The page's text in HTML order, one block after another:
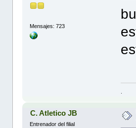
Mensajes: 723
C. Atletico JB
Entrenador del filial